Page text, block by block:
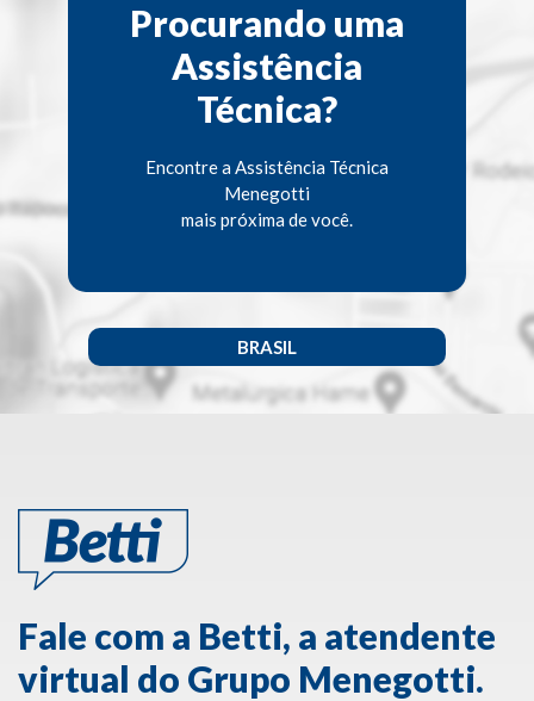
Procurando uma
Assistência
Técnica?
Encontre a Assistência Técnica
Menegotti
mais próxima de você.
BRASIL
Fale com a Betti, a atendente
virtual do Grupo Menegotti.